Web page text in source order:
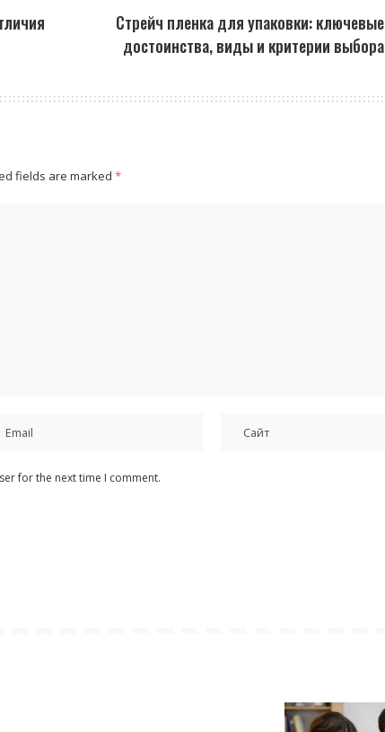
Стрейч пленка для упаковки: ключевые
достоинства, виды и критерии выбора
fields are marked *
for the next time I comment.